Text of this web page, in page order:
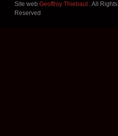
Site webGeoffroy Thiebaut . All Rights
Reserved